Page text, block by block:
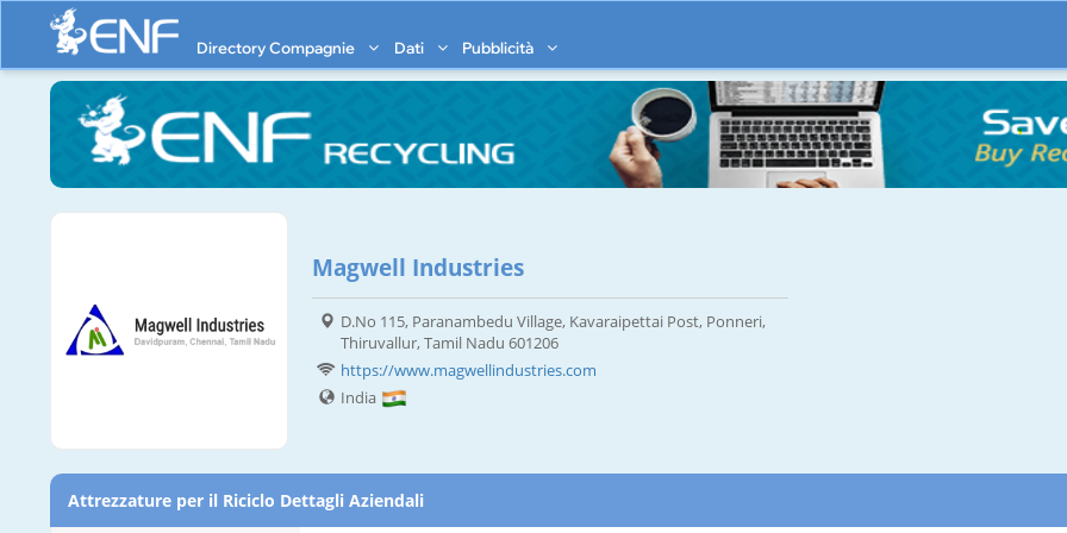
Directory Compagnie Dati Pubblicità
Magwell Industries
D.No 115, Paranambedu Village, Kavaraipettai Post, Ponneri,
Thiruvallur, Tamil Nadu 601206
https://www.magwellindustries.com
India
Attrezzature per il Riciclo Dettagli Aziendali